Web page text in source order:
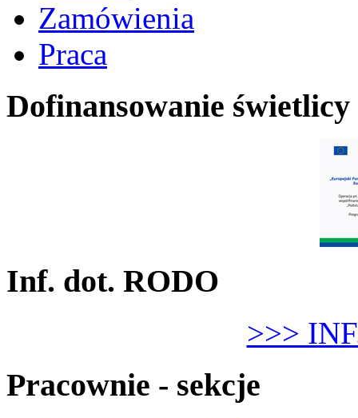
Zamówienia
Praca
Dofinansowanie świetlicy
Inf. dot. RODO
>>>
Pracownie - sekcje